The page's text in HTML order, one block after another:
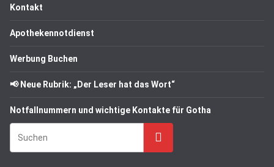
Kontakt
Apothekennotdienst
Werbung Buchen
📢 Neue Rubrik: „Der Leser hat das Wort“
Notfallnummern und wichtige Kontakte für Gotha
Suchen